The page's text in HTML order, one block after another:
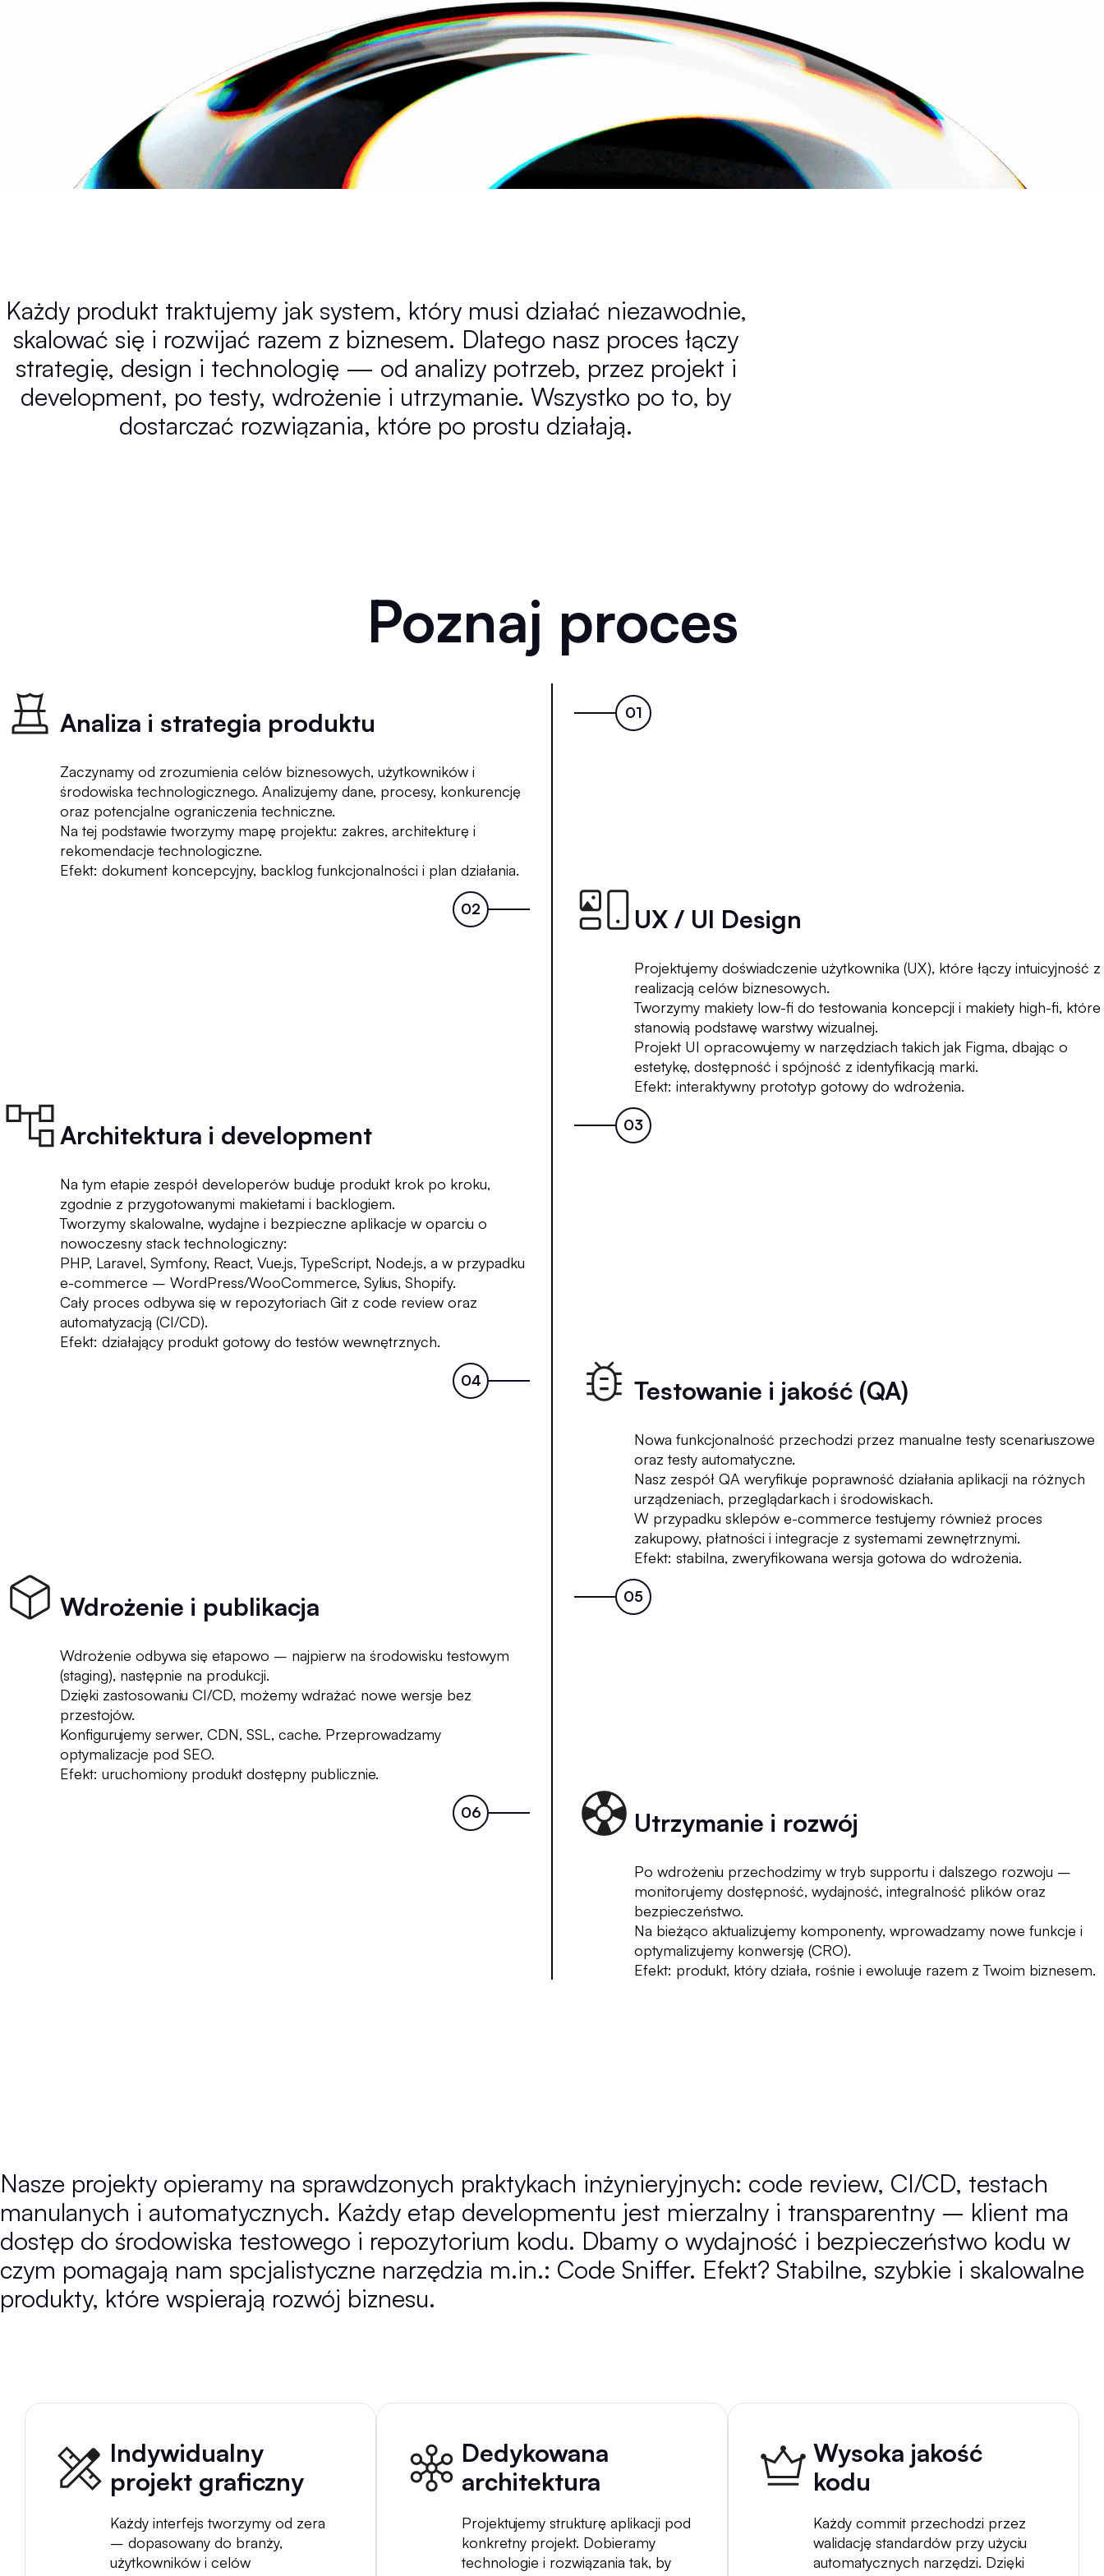
Każdy produkt traktujemy jak system, który musi działać niezawodnie,
skalować się i rozwijać razem z biznesem. Dlatego nasz proces łączy
strategię, design i technologię — od analizy potrzeb, przez projekt i
development, po testy, wdrożenie i utrzymanie. Wszystko po to, by
dostarczać rozwiązania, które po prostu działają.
Poznaj proces
Analiza i strategia produktu
Zaczynamy od zrozumienia celów biznesowych, użytkowników i
środowiska technologicznego. Analizujemy dane, procesy, konkurencję
oraz potencjalne ograniczenia techniczne.
Na tej podstawie tworzymy mapę projektu: zakres, architekturę i
rekomendacje technologiczne.
Efekt: dokument koncepcyjny, backlog funkcjonalności i plan działania.
UX / UI Design
Projektujemy doświadczenie użytkownika (UX), które łączy intuicyjność z
realizacją celów biznesowych.
Tworzymy makiety low-fi do testowania koncepcji i makiety high-fi, które
stanowią podstawę warstwy wizualnej.
Projekt UI opracowujemy w narzędziach takich jak Figma, dbając o
estetykę, dostępność i spójność z identyfikacją marki.
Efekt: interaktywny prototyp gotowy do wdrożenia.
Architektura i development
Na tym etapie zespół developerów buduje produkt krok po kroku,
zgodnie z przygotowanymi makietami i backlogiem.
Tworzymy skalowalne, wydajne i bezpieczne aplikacje w oparciu o
nowoczesny stack technologiczny:
PHP, Laravel, Symfony, React, Vue.js, TypeScript, Node.js, a w przypadku
e-commerce – WordPress/WooCommerce, Sylius, Shopify.
Cały proces odbywa się w repozytoriach Git z code review oraz
automatyzacją (CI/CD).
Efekt: działający produkt gotowy do testów wewnętrznych.
Testowanie i jakość (QA)
Nowa funkcjonalność przechodzi przez manualne testy scenariuszowe
oraz testy automatyczne.
Nasz zespół QA weryfikuje poprawność działania aplikacji na różnych
urządzeniach, przeglądarkach i środowiskach.
W przypadku sklepów e-commerce testujemy również proces
zakupowy, płatności i integracje z systemami zewnętrznymi.
Efekt: stabilna, zweryfikowana wersja gotowa do wdrożenia.
Wdrożenie i publikacja
Wdrożenie odbywa się etapowo – najpierw na środowisku testowym
(staging), następnie na produkcji.
Dzięki zastosowaniu CI/CD, możemy wdrażać nowe wersje bez
przestojów.
Konfigurujemy serwer, CDN, SSL, cache. Przeprowadzamy
optymalizacje pod SEO.
Efekt: uruchomiony produkt dostępny publicznie.
Utrzymanie i rozwój
Po wdrożeniu przechodzimy w tryb supportu i dalszego rozwoju –
monitorujemy dostępność, wydajność, integralność plików oraz
bezpieczeństwo.
Na bieżąco aktualizujemy komponenty, wprowadzamy nowe funkcje i
optymalizujemy konwersję (CRO).
Efekt: produkt, który działa, rośnie i ewoluuje razem z Twoim biznesem.
Nasze projekty opieramy na sprawdzonych praktykach inżynieryjnych: code review, CI/CD, testach
manulanych i automatycznych. Każdy etap developmentu jest mierzalny i transparentny – klient ma
dostęp do środowiska testowego i repozytorium kodu. Dbamy o wydajność i bezpieczeństwo kodu w
czym pomagają nam spcjalistyczne narzędzia m.in.: Code Sniffer. Efekt? Stabilne, szybkie i skalowalne
produkty, które wspierają rozwój biznesu.
Indywidualny
projekt graficzny
Każdy interfejs tworzymy od zera
– dopasowany do branży,
użytkowników i celów
Dedykowana
architektura
Projektujemy strukturę aplikacji pod
konkretny projekt. Dobieramy
technologie i rozwiązania tak, by
Wysoka jakość
kodu
Każdy commit przechodzi przez
walidację standardów przy użyciu
automatycznych narzędzi. Dzięki